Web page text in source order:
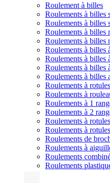
Roulement à billes
Roulements à billes
Roulements à billes
Roulements à billes
Roulements à billes
Roulements à billes
Roulements à billes
Roulements à billes
Roulements à billes
Roulements à
Roulements à
Roulements à 1
Roulements à 2
Roulements à
Roulements à
Roulements de
Roulements à
Roulements
Roulements